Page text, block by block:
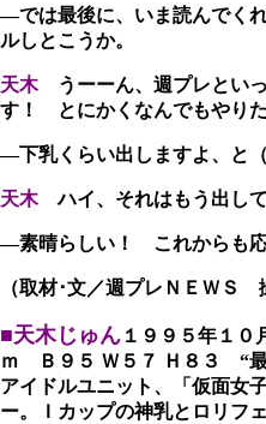
―では最後に、いま読んでく
ルしとこうか。
天木うーーん、週プレとい
す！ とにかくなんでもやりた
―下乳くらい出しますよ、と（
天木ハイ、それはもう出して
―素晴らしい！ これからも応
（取材･文／週プレＮＥＷＳ
■天木じゅん １９９５年１０
ｍ Ｂ９５ Ｗ５７ Ｈ８３ “最
アイドルユニット、「仮面女
ー。Ｉカップの神乳とロリフ